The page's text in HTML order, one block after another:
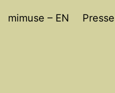
mimuse – EN